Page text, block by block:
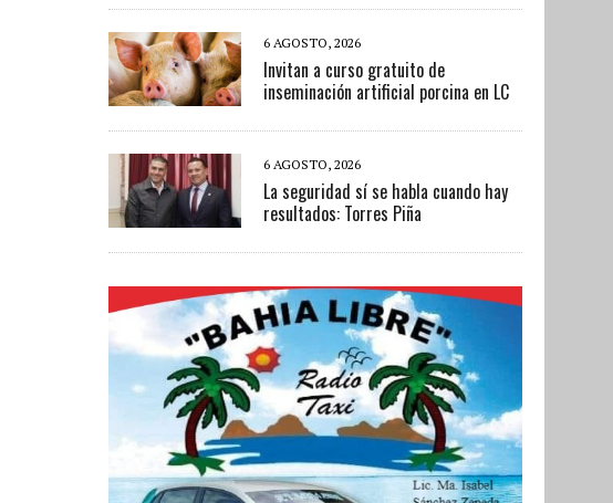
6 AGOSTO, 2026
Invitan a curso gratuito de
inseminación artificial porcina en LC
6 AGOSTO, 2026
La seguridad sí se habla cuando hay
resultados: Torres Piña